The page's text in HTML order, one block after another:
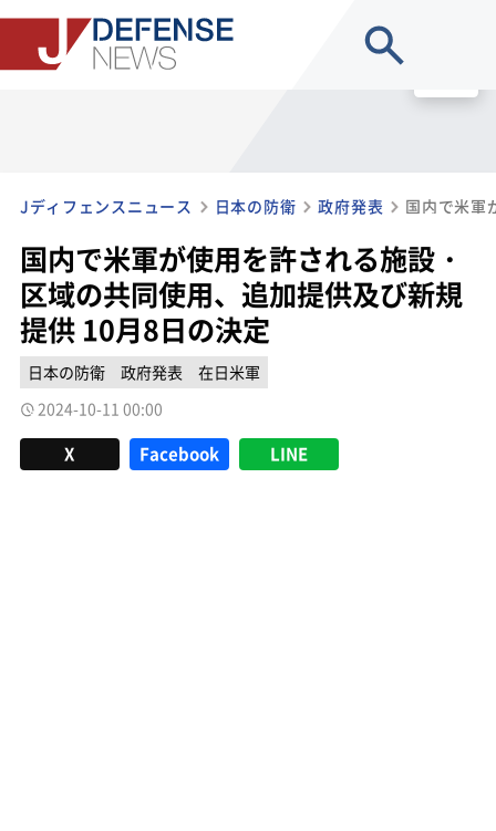
Jディフェンスニュース 日本の防衛 政府発表
国内で米軍が使用を許される施設・
区域の共同使用、追加提供及び新規
提供 10月8日の決定
日本の防衛 政府発表
在日米軍
2024-10-11 00:00
X Facebook LINE